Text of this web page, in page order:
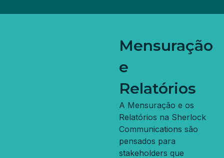
Mensuração
e
Relatórios
A Mensuração e os
Relatórios na Sherlock
Communications são
pensados para
stakeholders que